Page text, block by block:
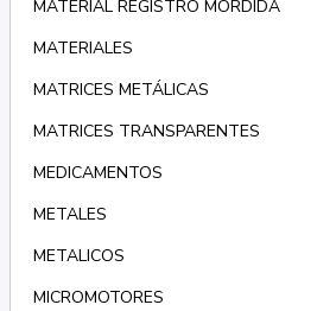
MATERIAL REGISTRO MORDIDA
MATERIALES
MATRICES METÁLICAS
MATRICES TRANSPARENTES
MEDICAMENTOS
METALES
METALICOS
MICROMOTORES